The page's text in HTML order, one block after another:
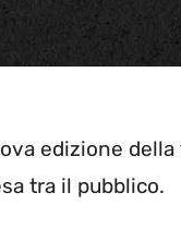
edizione
tra il pubblico.